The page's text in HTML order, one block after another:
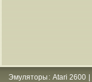
Эмуляторы : Atari 2600